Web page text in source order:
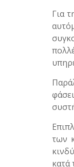
Για
των
κατά